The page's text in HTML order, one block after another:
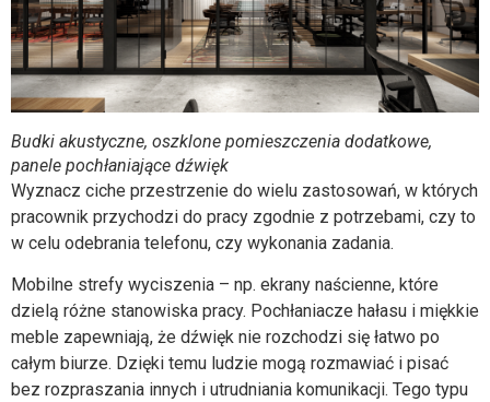
Budki akustyczne, oszklone pomieszczenia dodatkowe,
panele pochłaniające dźwięk
Wyznacz ciche przestrzenie do wielu zastosowań, w których
pracownik przychodzi do pracy zgodnie z potrzebami, czy to
w celu odebrania telefonu, czy wykonania zadania.
Mobilne strefy wyciszenia – np. ekrany naścienne, które
dzielą różne stanowiska pracy. Pochłaniacze hałasu i miękkie
meble zapewniają, że dźwięk nie rozchodzi się łatwo po
całym biurze. Dzięki temu ludzie mogą rozmawiać i pisać
bez rozpraszania innych i utrudniania komunikacji. Tego typu